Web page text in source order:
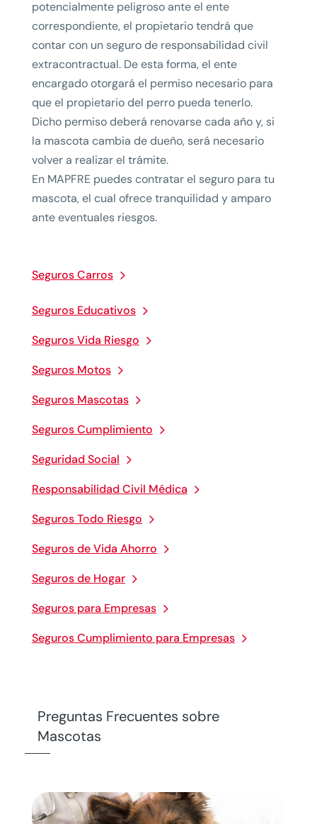
Seguros Carros
Seguros Educativos
Seguros Vida Riesgo
Seguros Motos
Seguros Mascotas
Seguros Cumplimiento
Seguridad Social
Responsabilidad Civil Médica
Seguros Todo Riesgo
Seguros de Vida Ahorro
Seguros de Hogar
Seguros para Empresas
Seguros Cumplimiento para Empresas
potencialmente peligroso ante el ente
correspondiente, el propietario tendrá que
contar con un seguro de responsabilidad civil
extracontractual. De esta forma, el ente
encargado otorgará el permiso necesario para
que el propietario del perro pueda tenerlo.
Dicho permiso deberá renovarse cada año y, si
la mascota cambia de dueño, será necesario
volver a realizar el trámite.
En MAPFRE puedes contratar el seguro para tu
mascota, el cual ofrece tranquilidad y amparo
ante eventuales riesgos.
Preguntas Frecuentes sobre
Mascotas